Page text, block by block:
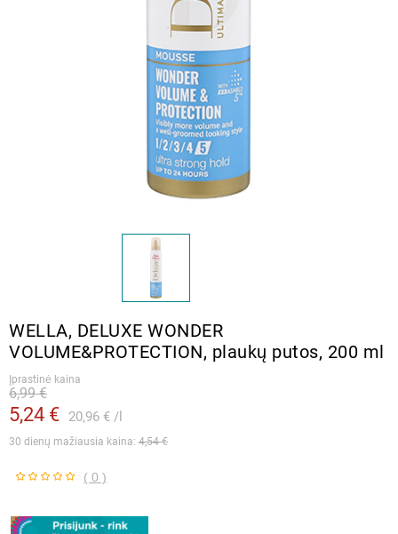
WELLA, DELUXE WONDER
VOLUME&PROTECTION, plaukų putos, 200 ml
Įprastinė kaina
5,24 € 20,96 €
6,99 €
30 dienų mažiausia kaina: 4,54 €
( 0 )